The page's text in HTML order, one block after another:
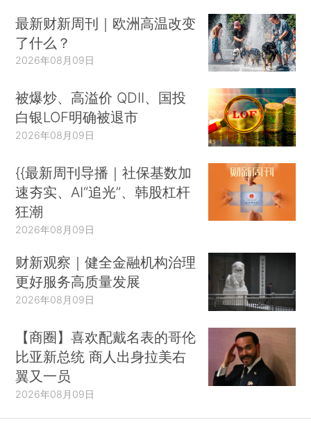
最新财新周刊｜欧洲高温改变
了什么？
2026年08月09日
被爆炒、高溢价 QDII、国投
白银LOF明确被退市
2026年08月09日
{{最新周刊导播｜社保基数加
速夯实、AI“追光”、韩股杠杆
狂潮
2026年08月09日
财新观察｜健全金融机构治理
更好服务高质量发展
2026年08月09日
【商圈】喜欢配戴名表的哥伦
比亚新总统 商人出身拉美右
翼又一员
2026年08月09日